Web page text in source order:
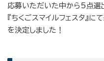
応募いただいた中から5点選
『ちくごスマイルフェスタ』
を決定しました！